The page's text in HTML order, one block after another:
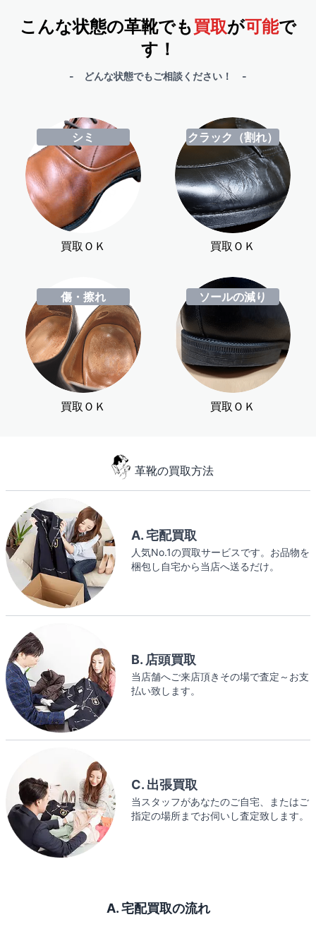
こんな状態の革靴でも買取が可能で
す！
- どんな状態でもご相談ください！ -
シミ
買取ＯＫ
クラック（割れ）
買取ＯＫ
傷・擦れ
買取ＯＫ
ソールの減り
買取ＯＫ
革靴の買取方法
A. 宅配買取
人気No.1の買取サービスです。お品物を
梱包し自宅から当店へ送るだけ。
B. 店頭買取
当店舗へご来店頂きその場で査定～お支
払い致します。
C. 出張買取
当スタッフがあなたのご自宅、またはご
指定の場所までお伺いし査定致します。
A. 宅配買取の流れ